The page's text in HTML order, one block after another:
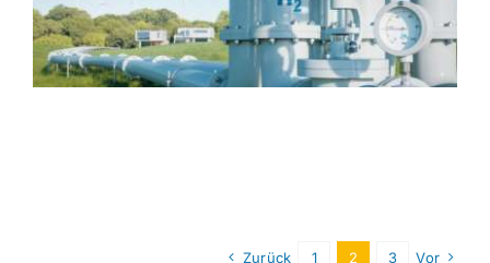
Zurück 1 2 3 Vor